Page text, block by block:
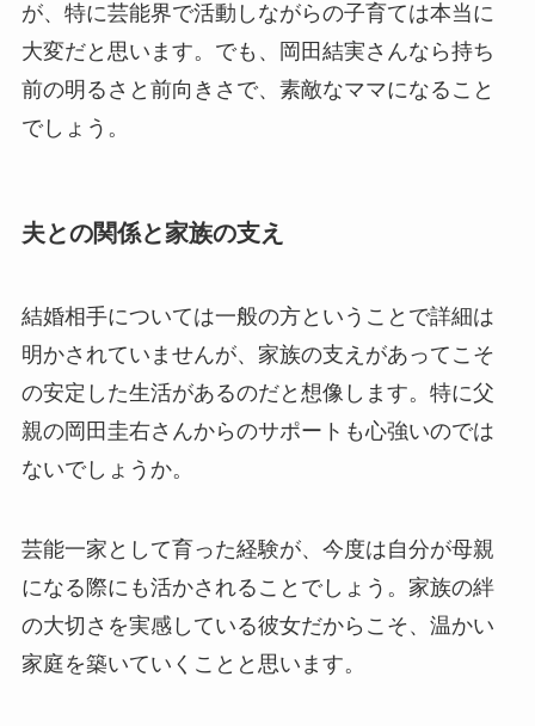
が、特に芸能界で活動しながらの子育ては本当に
大変だと思います。でも、岡田結実さんなら持ち
前の明るさと前向きさで、素敵なママになること
でしょう。
夫との関係と家族の支え
結婚相手については一般の方ということで詳細は
明かされていませんが、家族の支えがあってこそ
の安定した生活があるのだと想像します。特に父
親の岡田圭右さんからのサポートも心強いのでは
ないでしょうか。
芸能一家として育った経験が、今度は自分が母親
になる際にも活かされることでしょう。家族の絆
の大切さを実感している彼女だからこそ、温かい
家庭を築いていくことと思います。